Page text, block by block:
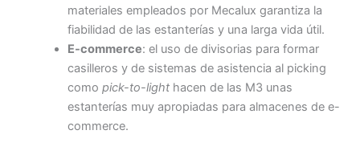
materiales empleados por Mecalux garantiza la
fiabilidad de las estanterías y una larga vida útil.
E-commerce: el uso de divisorias para formar
casilleros y de sistemas de asistencia al picking
como pick-to-lighthacen de las M3 unas
estanterías muy apropiadas para almacenes de e-
commerce.